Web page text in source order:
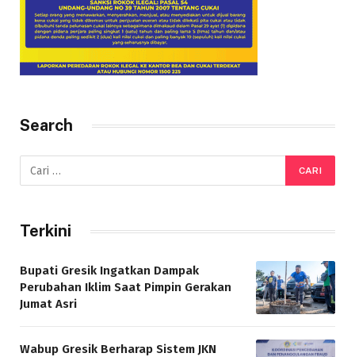
Search
Terkini
Bupati Gresik Ingatkan Dampak
Perubahan Iklim Saat Pimpin Gerakan
Jumat Asri
Wabup Gresik Berharap Sistem JKN